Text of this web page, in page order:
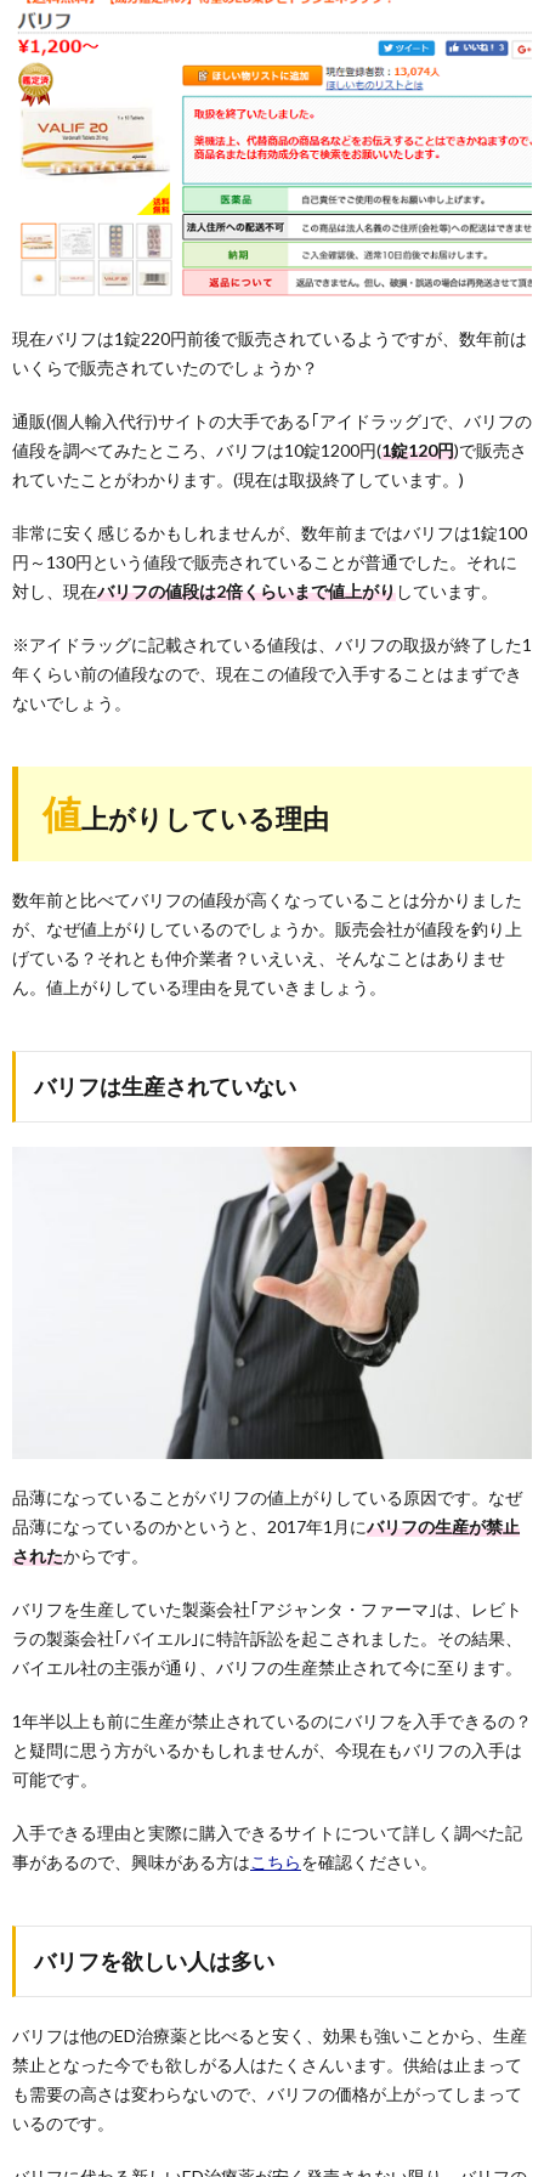
現在バリフは1錠220円前後で販売されているようですが、数年前は
いくらで販売されていたのでしょうか？
通販(個人輸入代行)サイトの大手である｢アイドラッグ｣で、バリフの
値段を調べてみたところ、バリフは10錠1200円(1錠120円)で販売さ
れていたことがわかります。(現在は取扱終了しています。)
非常に安く感じるかもしれませんが、数年前まではバリフは1錠100
円～130円という値段で販売されていることが普通でした。それに
対し、現在バリフの値段は2倍くらいまで値上がりしています。
※アイドラッグに記載されている値段は、バリフの取扱が終了した1
年くらい前の値段なので、現在この値段で入手することはまずでき
ないでしょう。
値上がりしている理由
数年前と比べてバリフの値段が高くなっていることは分かりました
が、なぜ値上がりしているのでしょうか。販売会社が値段を釣り上
げている？それとも仲介業者？いえいえ、そんなことはありませ
ん。値上がりしている理由を見ていきましょう。
バリフは生産されていない
品薄になっていることがバリフの値上がりしている原因です。なぜ
品薄になっているのかというと、2017年1月にバリフの生産が禁止
されたからです。
バリフを生産していた製薬会社｢アジャンタ・ファーマ｣は、レビト
ラの製薬会社｢バイエル｣に特許訴訟を起こされました。その結果、
バイエル社の主張が通り、バリフの生産禁止されて今に至ります。
1年半以上も前に生産が禁止されているのにバリフを入手できるの？
と疑問に思う方がいるかもしれませんが、今現在もバリフの入手は
可能です。
入手できる理由と実際に購入できるサイトについて詳しく調べた記
事があるので、興味がある方はこちらを確認ください。
バリフを欲しい人は多い
バリフは他のED治療薬と比べると安く、効果も強いことから、生産
禁止となった今でも欲しがる人はたくさんいます。供給は止まって
も需要の高さは変わらないので、バリフの価格が上がってしまって
いるのです。